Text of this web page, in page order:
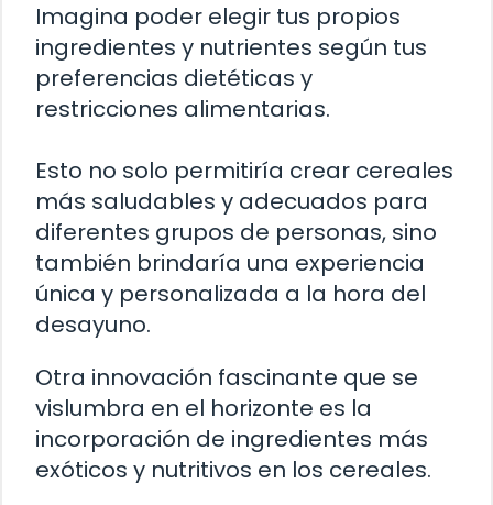
Imagina poder elegir tus propios
ingredientes y nutrientes según tus
preferencias dietéticas y
restricciones alimentarias.
Esto no solo permitiría crear cereales
más saludables y adecuados para
diferentes grupos de personas, sino
también brindaría una experiencia
única y personalizada a la hora del
desayuno.
Otra innovación fascinante que se
vislumbra en el horizonte es la
incorporación de ingredientes más
exóticos y nutritivos en los cereales.